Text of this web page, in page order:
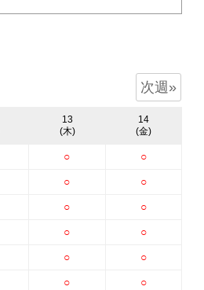
次週»
13
(木)
○
○
○
○
○
○
14
(金)
○
○
○
○
○
○